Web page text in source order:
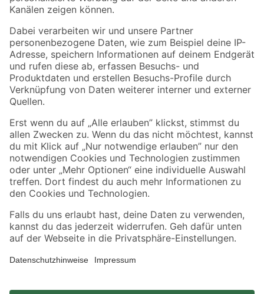
Zahlungsarten Versandarten
Sicher einkaufen
Jetzt die toom-App herunterladen
Alle Preisangaben in EUR inkl. gesetzl. MwSt.. Die dargestellten Angebote sind unter
Umständen nicht in allen Märkten verfügbar. Die angegebenen Verfügbarkeiten beziehen
sich auf den unter "Mein Markt" ausgewählten toom Baumarkt. Alle Angebote und
*Paketversand ab 59 € versandkostenfrei, gilt nicht für Artikel mit Speditionsversand, hier
fallen zusätzliche Versandkosten an.